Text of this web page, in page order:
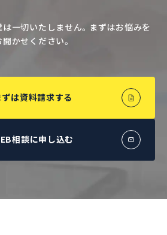
一切いたしません。まずはお悩みを
聞かせください。
ずは資料請求する
相談に申し込む